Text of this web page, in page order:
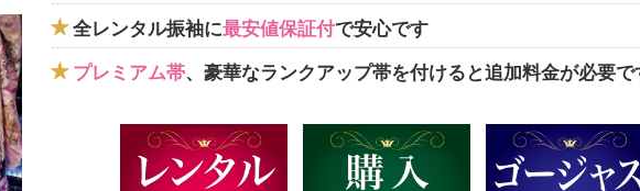
全レンタル振袖に最安値保証付で安心です
プレミアム帯、豪華なランクアップ帯を付けると追加料金が必要で